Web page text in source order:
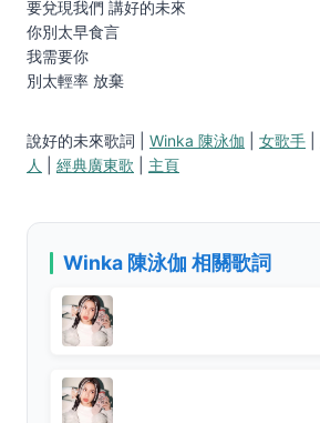
要兌現我們 講好的未來
你別太早食言
我需要你
別太輕率 放棄
說好的未來歌詞 | Winka 陳泳伽 女歌手
人
經典廣東歌 主頁
Winka 陳泳伽 相關歌詞